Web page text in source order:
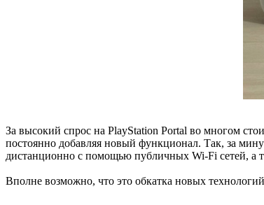
За высокий спрос на PlayStation Portal во многом
постоянно добавляя новый функционал. Так, за
дистанционно с помощью публичных Wi-Fi сетей, а
Вполне возможно, что это обкатка новых